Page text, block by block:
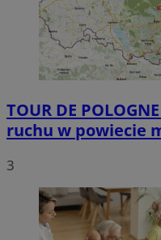
TOUR DE
ruchu w powiecie
3